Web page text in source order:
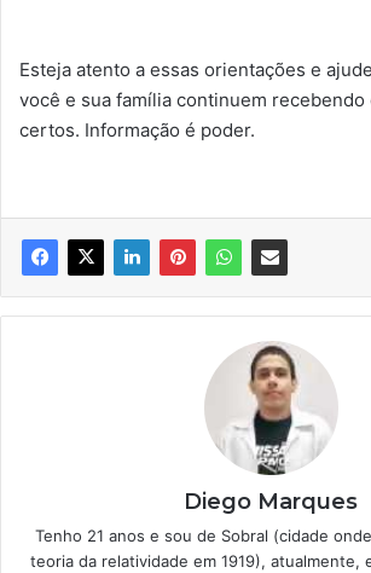
Esteja atento a essas orientações e
você e sua família continuem
certos. Informação é poder.
Diego Marques
Tenho 21 anos e sou de Sobral (cidade
teoria da relatividade em 1919), atualmente,